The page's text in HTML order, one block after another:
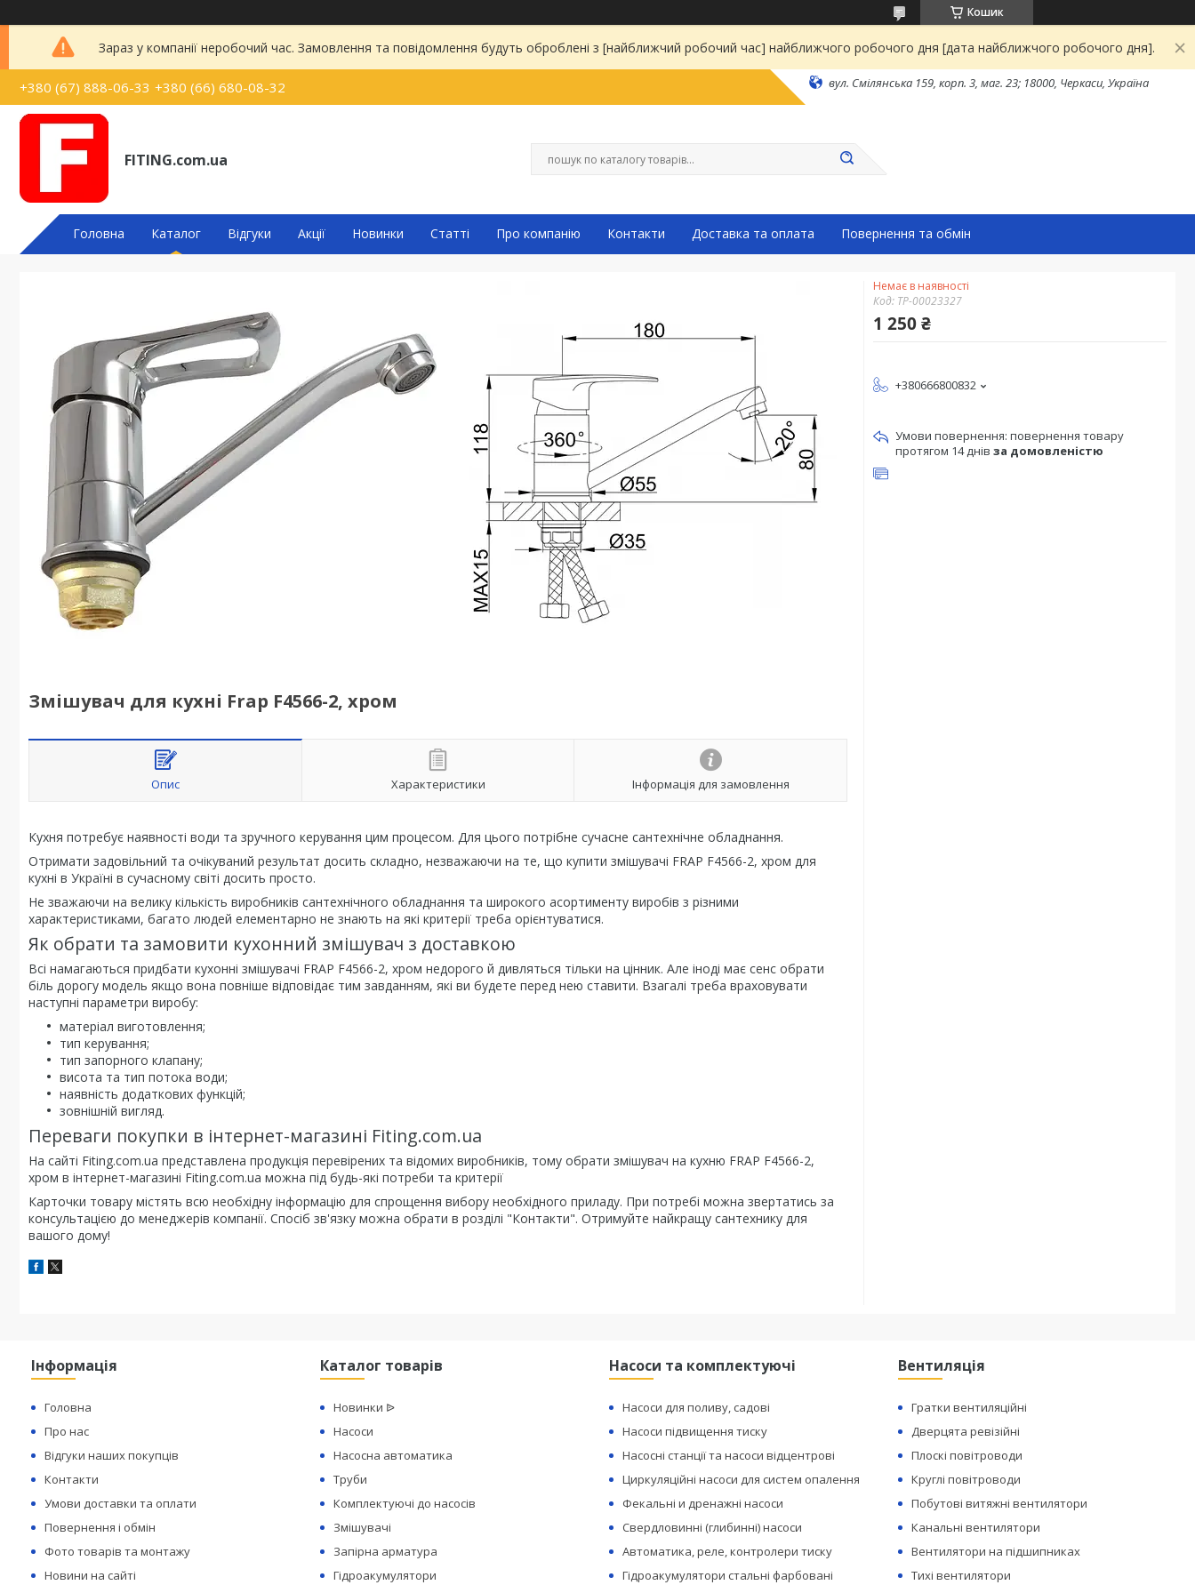
Кошик
Зараз у компанії неробочий час. Замовлення та повідомлення будуть оброблені з [найближчий робочий час] найближчого робочого дня [дата найближчого робочого дня].
+380 (67) 888-06-33 +380 (66) 680-08-32 вул. Смілянська 159, корп. 3, маг. 23; 18000, Черкаси, Україна
FITING.com.ua
Головна Каталог Відгуки Акції Новинки Статті Про компанію Контакти Доставка та оплата Повернення та обмін
Змішувач для кухні Frap F4566-2, хром
Опис Характеристики Інформація для замовлення
Кухня потребує наявності води та зручного керування цим процесом. Для цього потрібне сучасне сантехнічне обладнання.
Отримати задовільний та очікуваний результат досить складно, незважаючи на те, що купити змішувачі FRAP F4566-2, хром для
кухні в Україні в сучасному світі досить просто.
Не зважаючи на велику кількість виробників сантехнічного обладнання та широкого асортименту виробів з різними
характеристиками, багато людей елементарно не знають на які критерії треба орієнтуватися.
Як обрати та замовити кухонний змішувач з доставкою
Всі намагаються придбати кухонні змішувачі FRAP F4566-2, хром недорого й дивляться тільки на цінник. Але іноді має сенс обрати
біль дорогу модель якщо вона повніше відповідає тим завданням, які ви будете перед нею ставити. Взагалі треба враховувати
наступні параметри виробу:
матеріал виготовлення;
тип керування;
тип запорного клапану;
висота та тип потока води;
наявність додаткових функцій;
зовнішній вигляд.
Переваги покупки в інтернет-магазині Fiting.com.ua
На сайті Fiting.com.ua представлена продукція перевірених та відомих виробників, тому обрати змішувач на кухню FRAP F4566-2,
хром в інтернет-магазині Fiting.com.ua можна під будь-які потреби та критерії
Карточки товару містять всю необхідну інформацію для спрощення вибору необхідного приладу. При потребі можна звертатись за
консультацією до менеджерів компанії. Спосіб зв'язку можна обрати в розділі "Контакти". Отримуйте найкращу сантехнику для
вашого дому!
Немає в наявності
Код: ТР-00023327
1 250 ₴
+380666800832
повернення товару
протягом 14 днів за домовленістю
Інформація
Головна
Про нас
Відгуки наших покупців
Контакти
Умови доставки та оплати
Повернення і обмін
Фото товарів та монтажу
Новини на сайті
Каталог товарів
Новинки ᐉ
Насоси
Насосна автоматика
Труби
Комплектуючі до насосів
Змішувачі
Запірна арматура
Гідроакумулятори
Насоси та комплектуючі
Насоси для поливу, садові
Насоси підвищення тиску
Насосні станції та насоси відцентрові
Циркуляційні насоси для систем опалення
Фекальні и дренажні насоси
Свердловинні (глибинні) насоси
Автоматика, реле, контролери тиску
Гідроакумулятори стальні фарбовані
Вентиляція
Гратки вентиляційні
Дверцята ревізійні
Плоскі повітроводи
Круглі повітроводи
Побутові витяжні вентилятори
Канальні вентилятори
Вентилятори на підшипниках
Тихі вентилятори